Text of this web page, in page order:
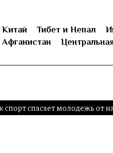
Китай Тибет и Непал
Афганистан
спасает молодежь от